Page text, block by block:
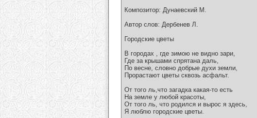
Композитор: Дунаевский М.
Автор слов: Дербенев Л.
Городские цветы
В городах , где зимою не видно зари,
Где за крышами спрятана даль,
По весне, словно добрые духи земли,
Прорастают цветы сквозь асфальт.
От того ль,что загадка какая-то есть
На земле у любой красоты,
От того ль, что родился и вырос я здесь,
Я люблю городские цветы.